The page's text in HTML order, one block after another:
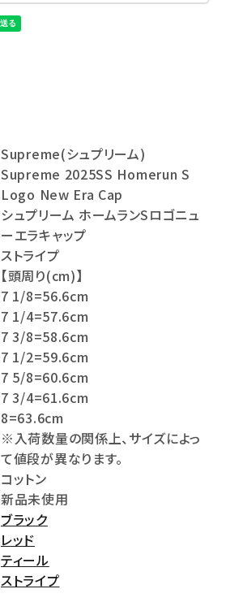
Supreme(シュプリーム)
Supreme 2025SS Homerun S
Logo New Era Cap
シュプリーム ホームランSロゴニュ
ーエラキャップ
ストライプ
【頭周り(cm)】
7 1/8=56.6cm
7 1/4=57.6cm
7 3/8=58.6cm
7 1/2=59.6cm
7 5/8=60.6cm
7 3/4=61.6cm
8=63.6cm
※入荷数量の関係上、サイズによっ
て値段が異なります。
コットン
新品未使用
ブラック
レッド
ティール
ストライプ